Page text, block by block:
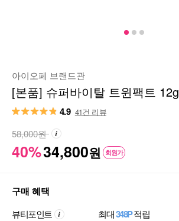
아이오페 브랜드관
[본품] 슈퍼바이탈 트윈팩트 12g
4.9 41건 리뷰
40%34,800원 회원가
58,000원
구매 혜택
뷰티포인트 최대348P적립